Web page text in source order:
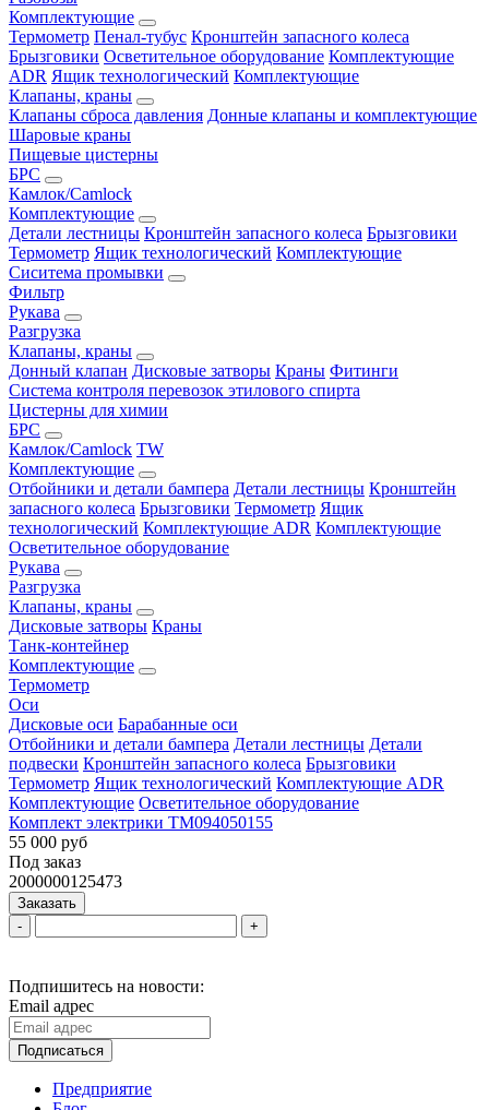
Комплектующие
Термометр Пенал-тубус Кронштейн запасного колеса
Брызговики Осветительное оборудование Комплектующие
ADR Ящик технологический Комплектующие
Клапаны, краны
Клапаны сброса давления Донные клапаны и комплектующие
Шаровые краны
Пищевые цистерны
БРС
Камлок/Camlock
Комплектующие
Детали лестницы Кронштейн запасного колеса Брызговики
Термометр Ящик технологический Комплектующие
Сиситема промывки
Фильтр
Рукава
Разгрузка
Клапаны, краны
Донный клапан Дисковые затворы Краны Фитинги
Система контроля перевозок этилового спирта
Цистерны для химии
БРС
Камлок/Camlock TW
Комплектующие
Отбойники и детали бампера Детали лестницы Кронштейн
запасного колеса Брызговики Термометр Ящик
технологический Комплектующие ADR Комплектующие
Осветительное оборудование
Рукава
Разгрузка
Клапаны, краны
Дисковые затворы Краны
Танк-контейнер
Комплектующие
Термометр
Оси
Дисковые оси Барабанные оси
Отбойники и детали бампера Детали лестницы Детали
подвески Кронштейн запасного колеса Брызговики
Термометр Ящик технологический Комплектующие ADR
Комплектующие Осветительное оборудование
Комплект электрики ТМ094050155
55 000 руб
Под заказ
2000000125473
Заказать
-
+
Подпишитесь на новости:
Email адрес
Подписаться
Предприятие